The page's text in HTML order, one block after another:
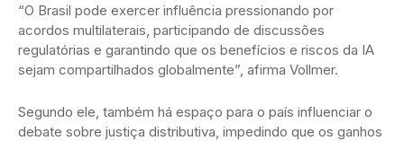
“O Brasil pode exercer influência pressionando por
acordos multilaterais, participando de discussões
regulatórias e garantindo que os benefícios e riscos da IA
sejam compartilhados globalmente”, afirma Vollmer.
Segundo ele, também há espaço para o país influenciar o
debate sobre justiça distributiva, impedindo que os ganhos